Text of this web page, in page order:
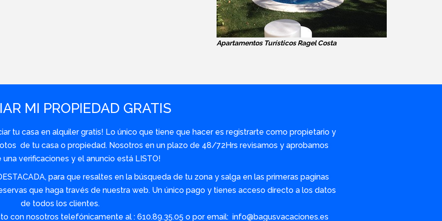
Apartamentos Turísticos Ragel Costa
MI PROPIEDAD GRATIS
tu casa en alquiler gratis! Lo único que tiene que hacer es registrarte como propietario y
de tu casa o propiedad. Nosotros en un plazo de 48/72Hrs revisamos y aprobamos
verificaciones y el anuncio está LISTO!
para que resaltes en la búsqueda de tu zona y salga en las primeras paginas
que haga través de nuestra web. Un único pago y tienes acceso directo a los datos
de todos los clientes.
con nosotros telefónicamente al : 610.89.35.05 o por email: info@bagusvacaciones.es